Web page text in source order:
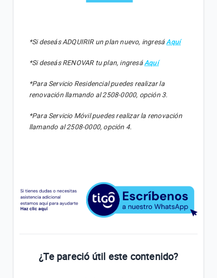
*Si deseás ADQUIRIR un plan nuevo, ingresáAquí
*Si deseás RENOVAR tu plan, ingresáAquí
*Para Servicio Residencial puedes realizar la
renovación llamando al 2508-0000, opción 3.
*Para Servicio Móvil puedes realizar la renovación
llamando al 2508-0000, opción 4.
¿Te pareció útil este contenido?